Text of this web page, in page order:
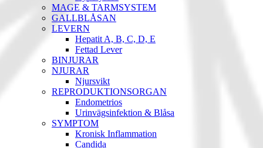
MAGE & TARMSYSTEM
GALLBLÅSAN
LEVERN
Hepatit A, B, C, D, E
Fettad Lever
BINJURAR
NJURAR
Njursvikt
REPRODUKTIONSORGAN
Endometrios
Urinvägsinfektion & Blåsa
SYMPTOM
Kronisk Inflammation
Candida